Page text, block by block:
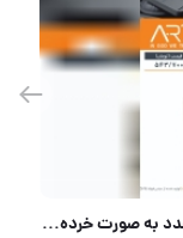
موجود میباشد